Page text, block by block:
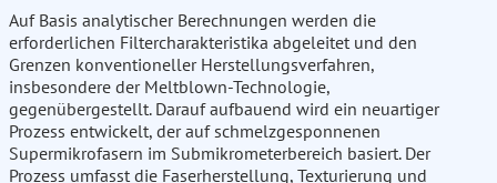
Auf Basis analytischer Berechnungen werden die
erforderlichen Filtercharakteristika abgeleitet und den
Grenzen konventioneller Herstellungsverfahren,
insbesondere der Meltblown-Technologie,
gegenübergestellt. Darauf aufbauend wird ein neuartiger
Prozess entwickelt, der auf schmelzgesponnenen
Supermikrofasern im Submikrometerbereich basiert. Der
Prozess umfasst die Faserherstellung, Texturierung und